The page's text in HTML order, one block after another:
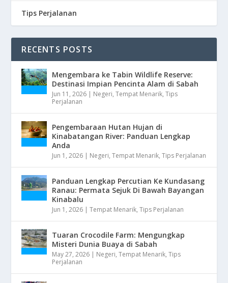
Tips Perjalanan
RECENTS POSTS
Mengembara ke Tabin Wildlife Reserve:
Destinasi Impian Pencinta Alam di Sabah
Jun 11, 2026 | Negeri,Tempat Menarik,Tips
Perjalanan
Pengembaraan Hutan Hujan di
Kinabatangan River: Panduan Lengkap
Anda
Jun 1, 2026 | Negeri,Tempat Menarik,Tips Perjalanan
Panduan Lengkap Percutian Ke Kundasang
Ranau: Permata Sejuk Di Bawah Bayangan
Kinabalu
Jun 1, 2026 |Tempat Menarik,Tips Perjalanan
Tuaran Crocodile Farm: Mengungkap
Misteri Dunia Buaya di Sabah
May 27, 2026 | Negeri,Tempat Menarik,Tips
Perjalanan